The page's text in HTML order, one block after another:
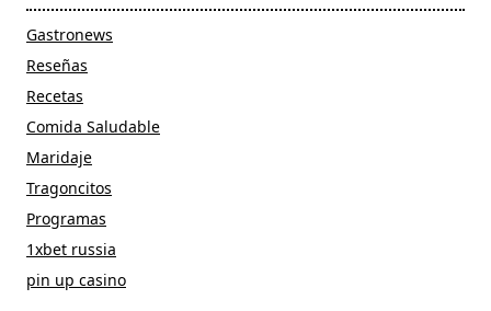
Gastronews
Reseñas
Recetas
Comida Saludable
Maridaje
Tragoncitos
Programas
1xbet russia
pin up casino